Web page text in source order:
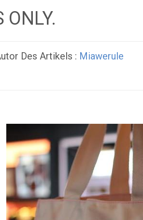
ONLY.
Des Artikels : Miawerule